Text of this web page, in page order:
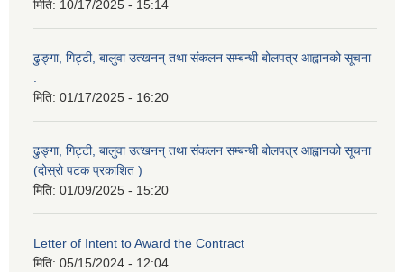
मिति: 10/17/2025 - 15:14
ढुङ्गा, गिट्टी, बालुवा उत्खनन् तथा संकलन सम्बन्धी बोलपत्र आह्वानको सूचना
.
मिति: 01/17/2025 - 16:20
ढुङ्गा, गिट्टी, बालुवा उत्खनन् तथा संकलन सम्बन्धी बोलपत्र आह्वानको सूचना
(दोस्रो पटक प्रकाशित )
मिति: 01/09/2025 - 15:20
Letter of Intent to Award the Contract
मिति: 05/15/2024 - 12:04